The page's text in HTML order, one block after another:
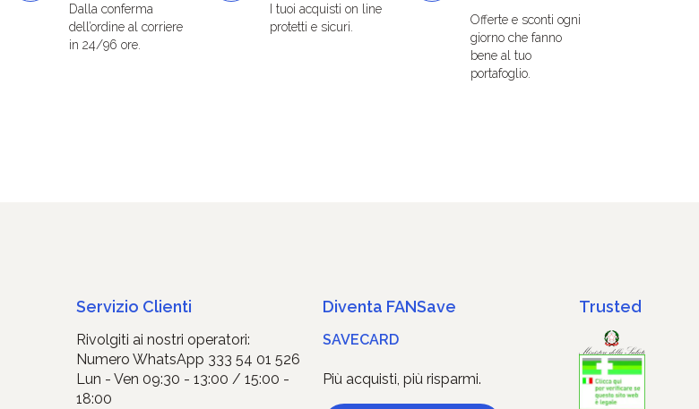
Dalla conferma
dell’ordine al corriere
in 24/96 ore.
I tuoi acquisti on line
protetti e sicuri.
Offerte e sconti ogni
giorno che fanno
bene al tuo
portafoglio.
Servizio Clienti
Rivolgiti ai nostri operatori:
Numero WhatsApp 333 54 01 526
Lun - Ven 09:30 - 13:00 / 15:00 -
18:00
Diventa FANSave
SAVECARD
Più acquisti, più risparmi.
Trusted